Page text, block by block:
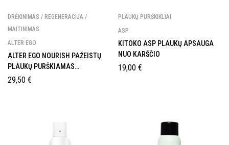
DRĖKINIMAS / REGENERACIJA /
MAITINIMAS
ALTER EGO
ALTER EGO NOURISH PAŽEISTŲ
PLAUKŲ PURŠKIAMAS
KONDICIONIERIUS
29,50 €
PLAUKŲ PURŠKIKLIAI
ASP
KITOKO ASP PLAUKŲ APSAUGA
NUO KARŠČIO
19,00 €